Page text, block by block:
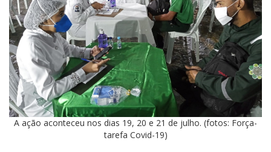
A ação aconteceu nos dias 19, 20 e 21 de julho. (fotos: Força-
tarefa Covid-19)